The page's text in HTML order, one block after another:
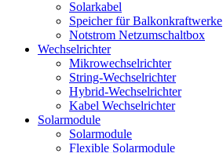
Solarkabel
Speicher für Balkonkraftwerke
Notstrom Netzumschaltbox
Wechselrichter
Mikrowechselrichter
String-Wechselrichter
Hybrid-Wechselrichter
Kabel Wechselrichter
Solarmodule
Solarmodule
Flexible Solarmodule